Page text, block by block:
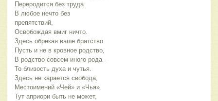
Переродится без труда
В любое нечто без
препятствий,
Освобождая вмиг ничто.
Здесь обрекая ваше братство
Пусть и не в кровное родство,
В родство совсем иного рода -
То близость духа и чутья.
Здесь не карается свобода,
Местоимений «Чей» и «Чья»
Тут априори быть не может,